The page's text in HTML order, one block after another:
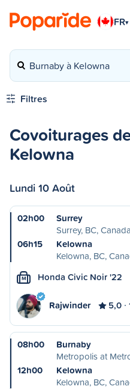
FR▾
Burnaby à Kelowna
Filtres
Covoiturages
Kelowna
Lundi 10 Août
02h00
Surrey
Surrey, BC, Canada
06h15
Kelowna
Kelowna, BC,
M Honda Civic Noir '22
Rajwinder 5,0
08h00
Burnaby
Metropolis at
12h00
Kelowna
Kelowna, BC,